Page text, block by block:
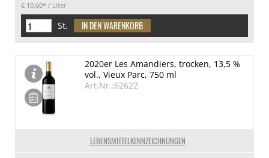
€ 10,60* / Liter
St.
LEBENSMITTELKENNZEICHNUNGEN
2020er Les Amandiers, trocken, 13,5 %
vol., Vieux Parc, 750 ml
Art.Nr.:62622